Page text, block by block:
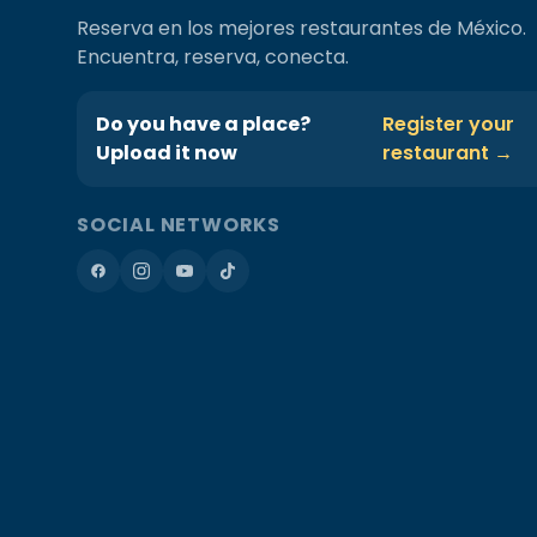
Reserva en los mejores restaurantes de México.
Encuentra, reserva, conecta.
Do you have a place?
Upload it now
Register your
restaurant →
SOCIAL NETWORKS